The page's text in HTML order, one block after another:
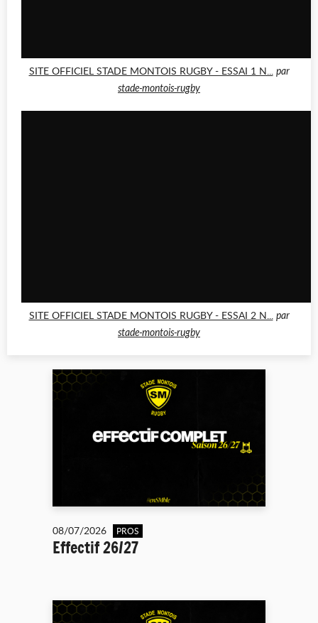
SITE OFFICIEL STADE MONTOIS RUGBY - ESSAI 1 N... par
stade-montois-rugby
SITE OFFICIEL STADE MONTOIS RUGBY - ESSAI 2 N... par
stade-montois-rugby
08/07/2026 PROS
Effectif 26/27